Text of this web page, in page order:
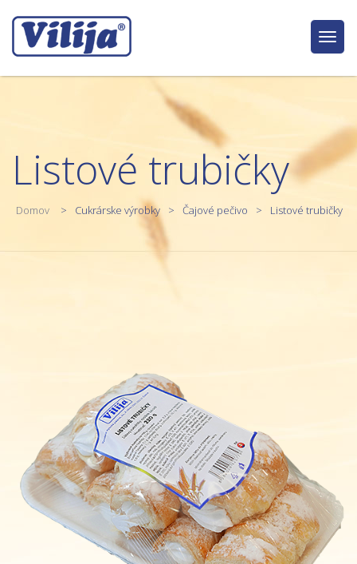
Listové trubičky
Domov Cukrárske výrobky Čajové pečivo Listové trubičky